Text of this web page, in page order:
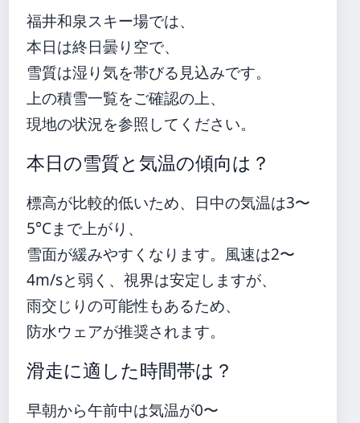
福井和泉スキー場では、
本日は終日曇り空で、
雪質は湿り気を帯びる見込みです。
上の積雪一覧をご確認の上、
現地の状況を参照してください。
本日の雪質と気温の傾向は？
標高が比較的低いため、日中の気温は3〜
5°Cまで上がり、
雪面が緩みやすくなります。風速は2〜
4m/sと弱く、視界は安定しますが、
雨交じりの可能性もあるため、
防水ウェアが推奨されます。
滑走に適した時間帯は？
早朝から午前中は気温が0〜